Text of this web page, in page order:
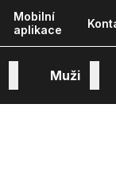
Mobilní
aplikace
Muži